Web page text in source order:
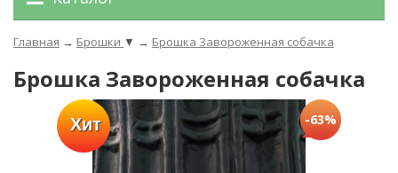
Главная → Брошки ▼ → Брошка Завороженная собачка
Брошка Завороженная собачка
Хит -63%